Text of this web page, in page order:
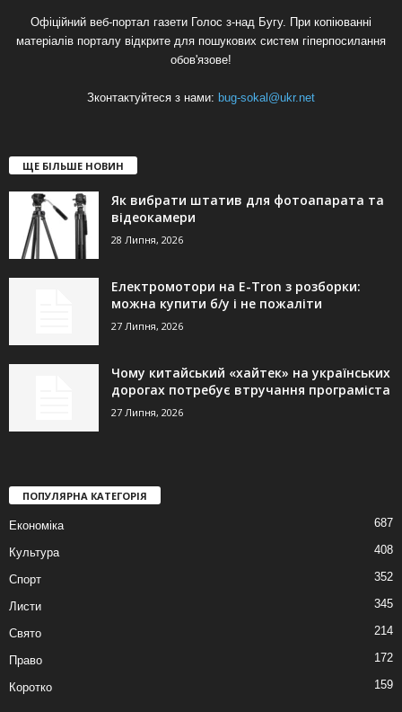
Офіційний веб-портал газети Голос з-над Бугу. При копіюванні
матеріалів порталу відкрите для пошукових систем гіперпосилання
обов'язове!
Зконтактуйтеся з нами: bug-sokal@ukr.net
ЩЕ БІЛЬШЕ НОВИН
Як вибрати штатив для фотоапарата та
відеокамери
28 Липня, 2026
Електромотори на E-Tron з розборки:
можна купити б/у і не пожаліти
27 Липня, 2026
Чому китайський «хайтек» на українських
дорогах потребує втручання програміста
27 Липня, 2026
ПОПУЛЯРНА КАТЕГОРІЯ
Економіка 687
Культура 408
Спорт 352
Листи 345
Свято 214
Право 172
Коротко 159